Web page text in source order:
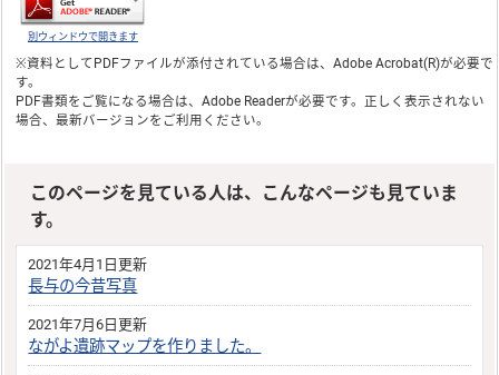
別ウィンドウで開きます
※資料としてPDFファイルが添付されている場合は、Adobe Acrobat(R)が必要で
す。
PDF書類をご覧になる場合は、Adobe Readerが必要です。正しく表示されない
場合、最新バージョンをご利用ください。
このページを見ている人は、こんなページも見ていま
す。
2021年4月1日更新
長与の今昔写真
2021年7月6日更新
ながよ遺跡マップを作りました。